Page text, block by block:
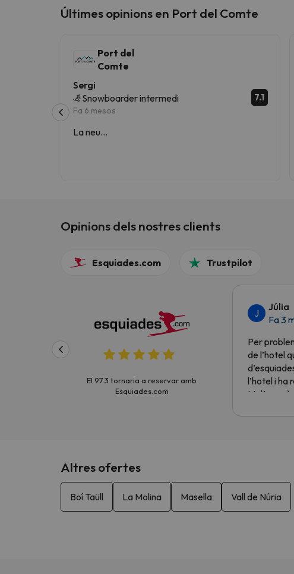
Últimes opinions en Port del Comte
Port del
Comte
Sergi
Snowboarder intermedi
Fa 6 mesos
7.1
La neu…
Opinions dels nostres clients
Esquiades.com Trustpilot
El 97.3 tornaria a reservar amb
Esquiades.com
J
Júlia
Fa 3
Per
de l’hotel
l’hotel i ha
Moltes
Altres ofertes
Boí Taüll La Molina Masella Vall de Núria